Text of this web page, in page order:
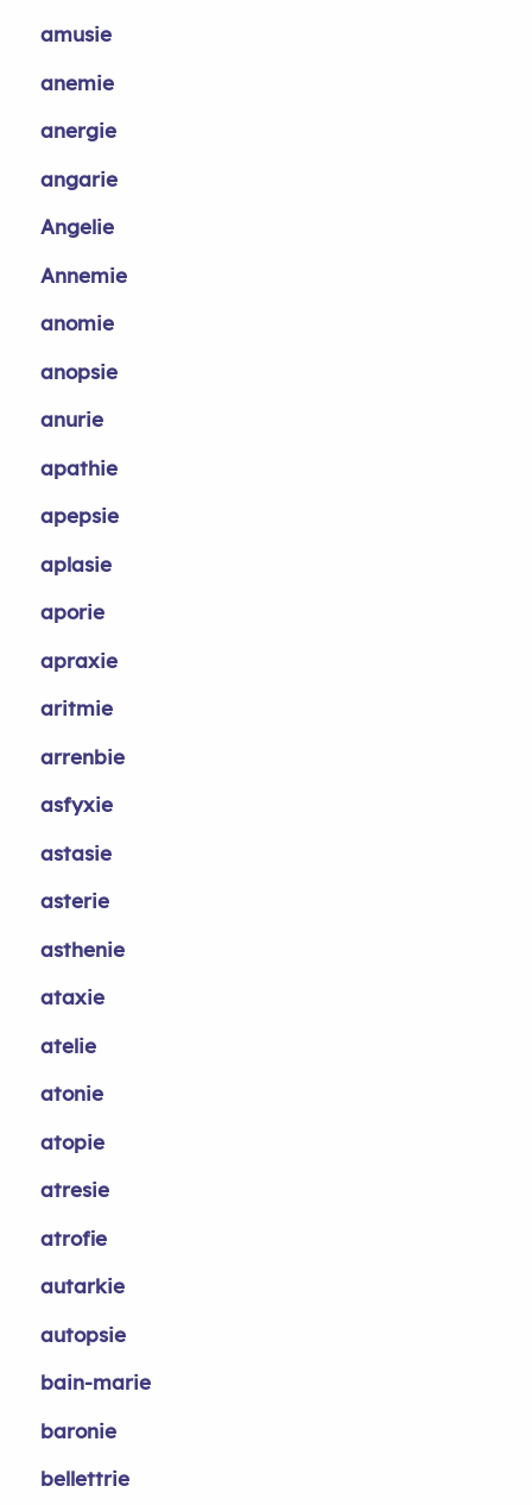
amusie
anemie
anergie
angarie
Angelie
Annemie
anomie
anopsie
anurie
apathie
apepsie
aplasie
aporie
apraxie
aritmie
arrenbie
asfyxie
astasie
asterie
asthenie
ataxie
atelie
atonie
atopie
atresie
atrofie
autarkie
autopsie
bain-marie
baronie
bellettrie